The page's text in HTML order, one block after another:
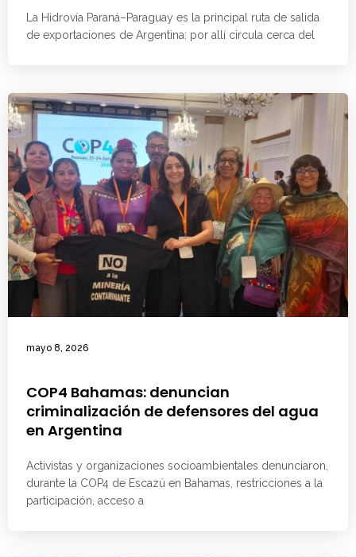
La Hidrovía Paraná–Paraguay es la principal ruta de salida
de exportaciones de Argentina: por allí circula cerca del
mayo 8, 2026
COP4 Bahamas: denuncian
criminalización de defensores del agua
en Argentina
Activistas y organizaciones socioambientales denunciaron,
durante la COP4 de Escazú en Bahamas, restricciones a la
participación, acceso a